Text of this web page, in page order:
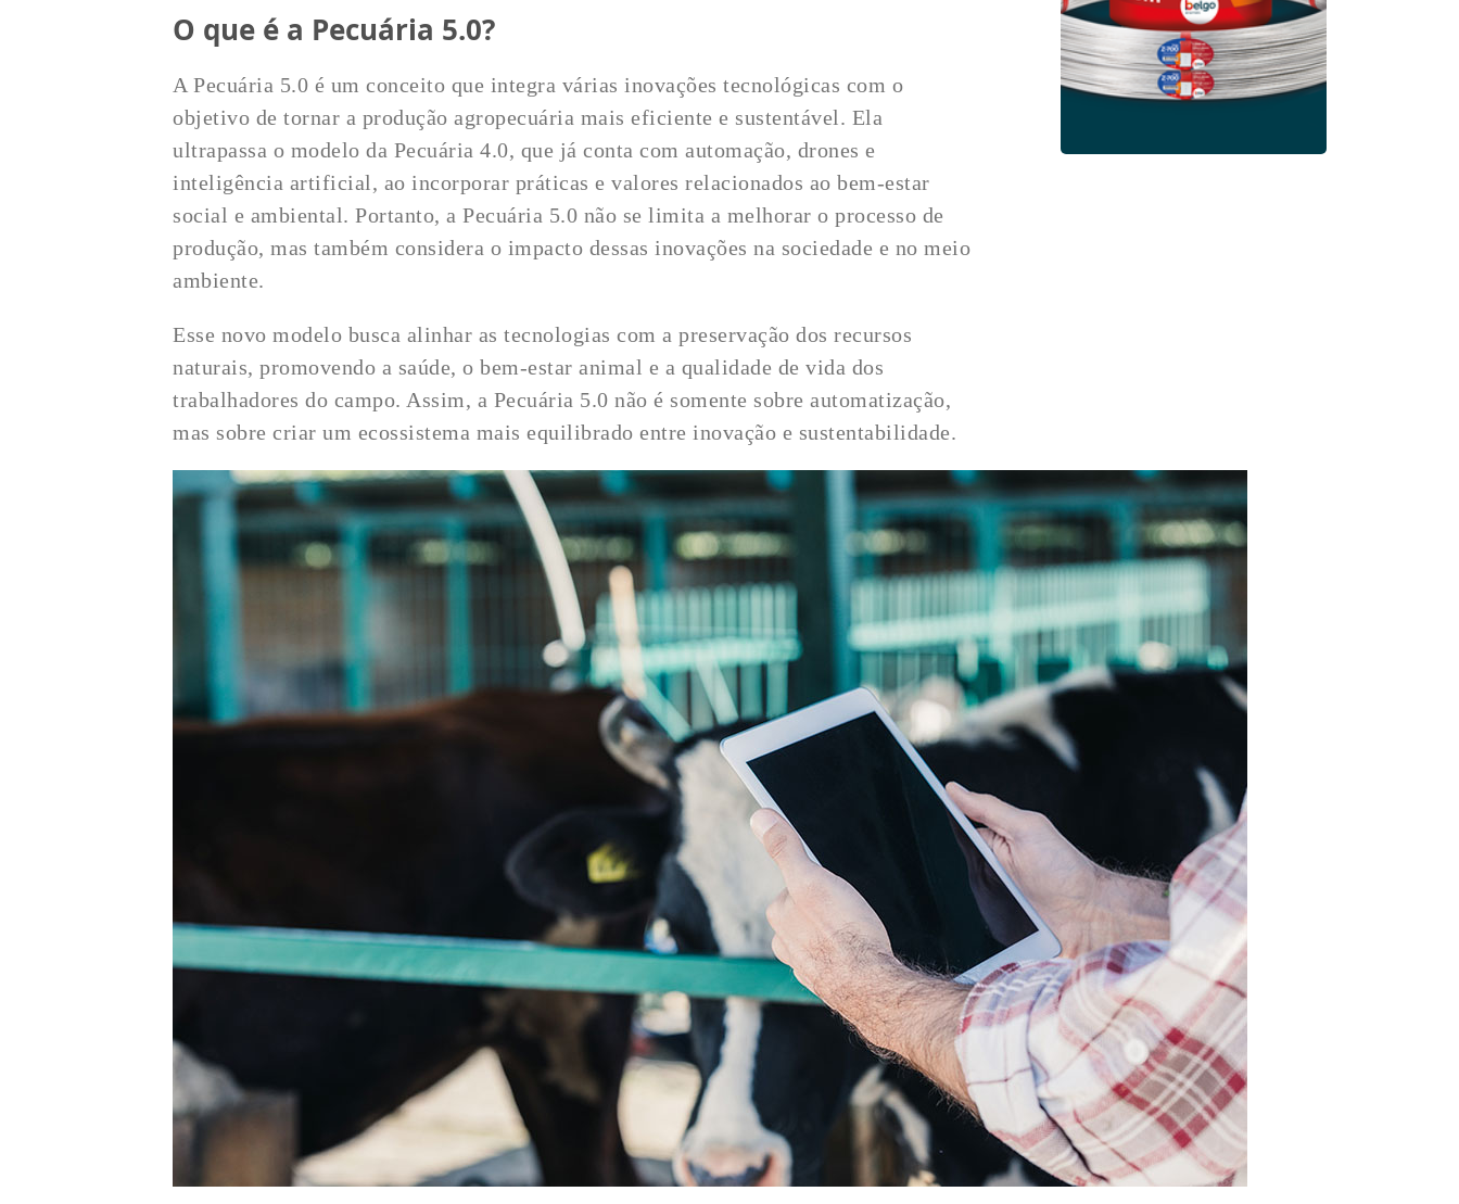
O que é a Pecuária 5.0?
A Pecuária 5.0 é um conceito que integra várias inovações tecnológicas com o
objetivo de tornar a produção agropecuária mais eficiente e sustentável. Ela
ultrapassa o modelo da Pecuária 4.0, que já conta com automação, drones e
inteligência artificial, ao incorporar práticas e valores relacionados ao bem-estar
social e ambiental. Portanto, a Pecuária 5.0 não se limita a melhorar o processo de
produção, mas também considera o impacto dessas inovações na sociedade e no meio
ambiente.
Esse novo modelo busca alinhar as tecnologias com a preservação dos recursos
naturais, promovendo a saúde, o bem-estar animal e a qualidade de vida dos
trabalhadores do campo. Assim, a Pecuária 5.0 não é somente sobre automatização,
mas sobre criar um ecossistema mais equilibrado entre inovação e sustentabilidade.